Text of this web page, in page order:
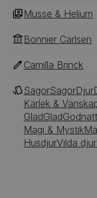
Musse & Helium
Bonnier Carlsen
Camilla Brinck
SagorSagorDjur
Kärlek &
GladGlad
Magi & Mystik
HusdjurVilda djur